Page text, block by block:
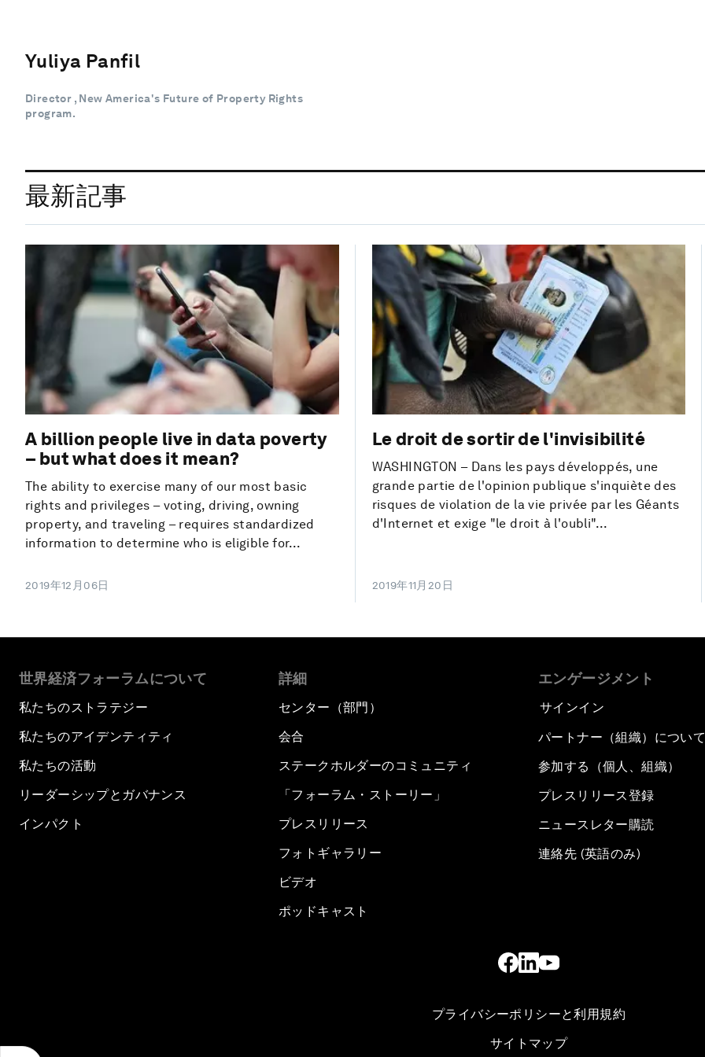
Yuliya Panfil
Director , New America's Future of Property Rights
program.
最新記事
A billion people live in data poverty
– but what does it mean?
The ability to exercise many of our most basic
rights and privileges – voting, driving, owning
property, and traveling – requires standardized
information to determine who is eligible for...
2019年12月06日
Le droit de sortir de l'invisibilité
WASHINGTON – Dans les pays développés, une
grande partie de l'opinion publique s'inquiète des
risques de violation de la vie privée par les Géants
d'Internet et exige "le droit à l'oubli"...
2019年11月20日
世界経済フォーラムについて
私たちのストラテジー
私たちのアイデンティティ
私たちの活動
リーダーシップとガバナンス
インパクト
詳細
センター（部門）
会合
ステークホルダーのコミュニティ
「フォーラム・ストーリー」
プレスリリース
フォトギャラリー
ビデオ
ポッドキャスト
エンゲージメント
サインイン
パートナー（組織）につい
参加する（個人、組織）
プレスリリース登録
ニュースレター購読
連絡先 (英語のみ)
プライバシーポリシーと利用規約
サイトマップ